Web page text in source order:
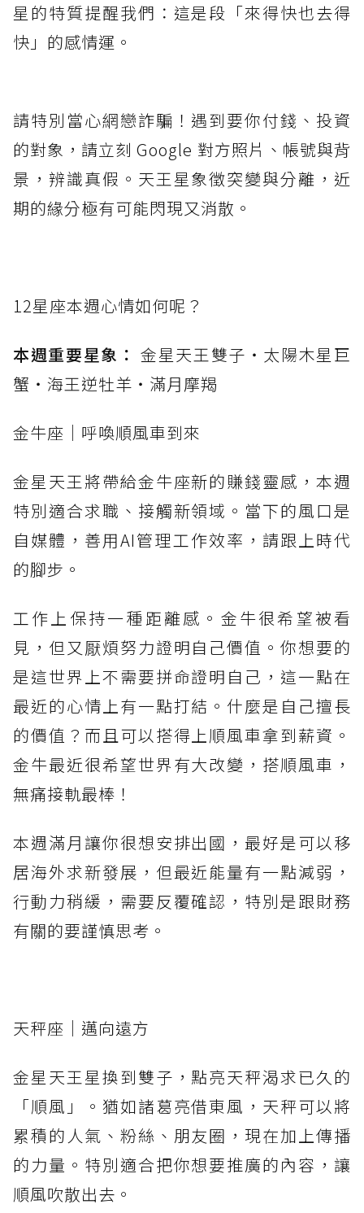
星的特質提醒我們：這是段「來得快也去得
快」的感情運。
請特別當心網戀詐騙！遇到要你付錢、投資
的對象，請立刻 Google 對方照片、帳號與背
景，辨識真假。天王星象徵突變與分離，近
期的緣分極有可能閃現又消散。
12星座本週心情如何呢？
本週重要星象： 金星天王雙子・太陽木星巨
蟹・海王逆牡羊・滿月摩羯
金牛座｜呼喚順風車到來
金星天王將帶給金牛座新的賺錢靈感，本週
特別適合求職、接觸新領域。當下的風口是
自媒體，善用AI管理工作效率，請跟上時代
的腳步。
工作上保持一種距離感。金牛很希望被看
見，但又厭煩努力證明自己價值。你想要的
是這世界上不需要拼命證明自己，這一點在
最近的心情上有一點打結。什麼是自己擅長
的價值？而且可以搭得上順風車拿到薪資。
金牛最近很希望世界有大改變，搭順風車，
無痛接軌最棒！
本週滿月讓你很想安排出國，最好是可以移
居海外求新發展，但最近能量有一點減弱，
行動力稍緩，需要反覆確認，特別是跟財務
有關的要謹慎思考。
天秤座｜邁向遠方
金星天王星換到雙子，點亮天秤渴求已久的
「順風」。猶如諸葛亮借東風，天秤可以將
累積的人氣、粉絲、朋友圈，現在加上傳播
的力量。特別適合把你想要推廣的內容，讓
順風吹散出去。